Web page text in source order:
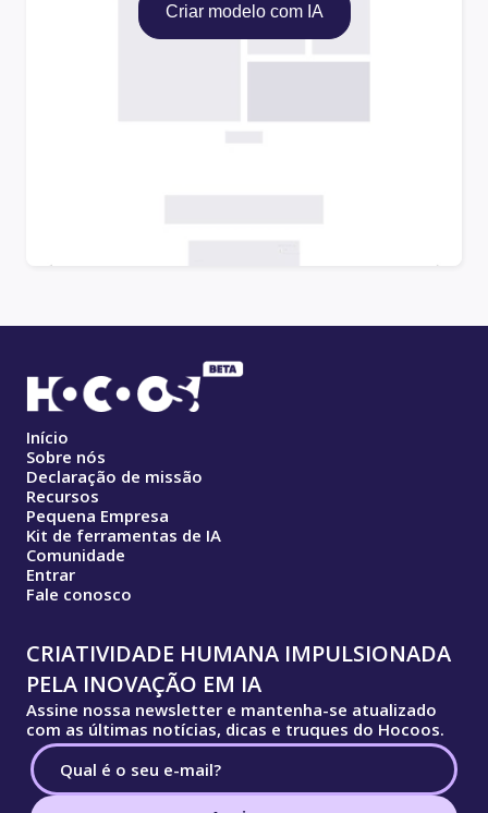
Criar modelo com IA
Início
Sobre nós
Declaração de missão
Recursos
Pequena Empresa
Kit de ferramentas de IA
Comunidade
Entrar
Fale conosco
CRIATIVIDADE HUMANA IMPULSIONADA
PELA INOVAÇÃO EM IA
Assine nossa newsletter e mantenha-se atualizado
com as últimas notícias, dicas e truques do Hocoos.